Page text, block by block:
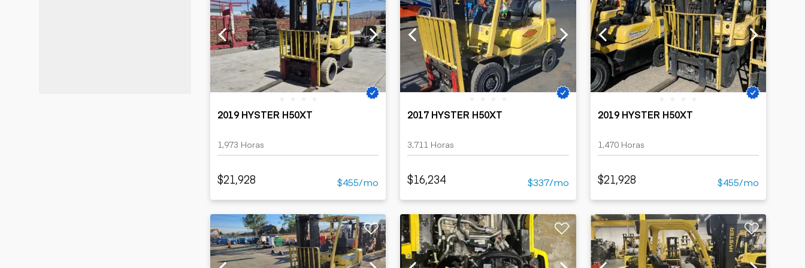
2019 HYSTER H50XT
1,973 Horas
$21,928 $455/mo
2017 HYSTER H50XT
3,711 Horas
$16,234 $337/mo
2019 HYSTER H50XT
1,470 Horas
$21,928 $455/mo